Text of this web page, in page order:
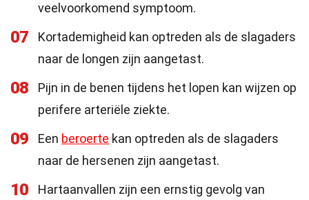
veelvoorkomend symptoom.
07
Kortademigheid kan optreden als de slagaders
naar de longen zijn aangetast.
08
Pijn in de benen tijdens het lopen kan wijzen op
perifere arteriële ziekte.
09 Een beroerte kan optreden als de slagaders
naar de hersenen zijn aangetast.
10
Hartaanvallen zijn een ernstig gevolg van